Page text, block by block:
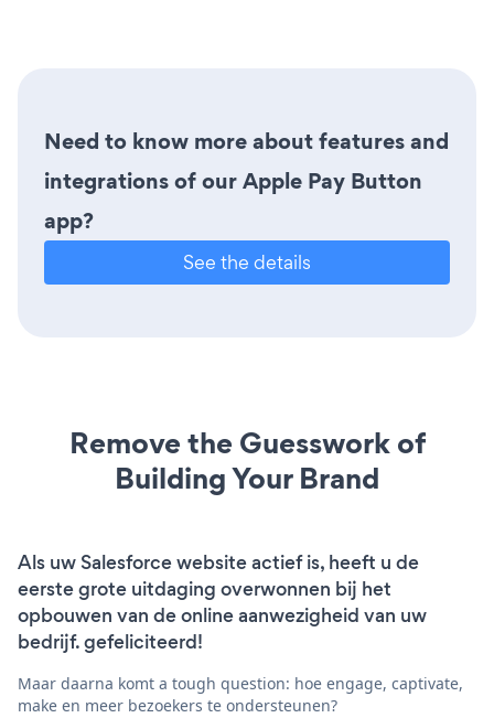
Need to know more about features and
integrations of our Apple Pay Button
app?
See the details
Remove the Guesswork of
Building Your Brand
Als uw Salesforce website actief is, heeft u de
eerste grote uitdaging overwonnen bij het
opbouwen van de online aanwezigheid van uw
bedrijf. gefeliciteerd!
Maar daarna komt a tough question: hoe engage, captivate,
make en meer bezoekers te ondersteunen?